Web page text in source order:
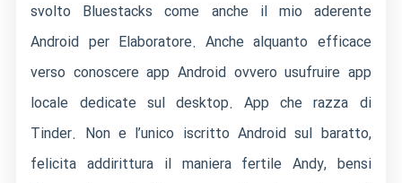
svolto Bluestacks come anche il mio aderente
Android per Elaboratore. Anche alquanto efficace
verso conoscere app Android ovvero usufruire app
locale dedicate sul desktop. App che razza di
Tinder. Non e l’unico iscritto Android sul baratto,
felicita addirittura il maniera fertile Andy, bensi